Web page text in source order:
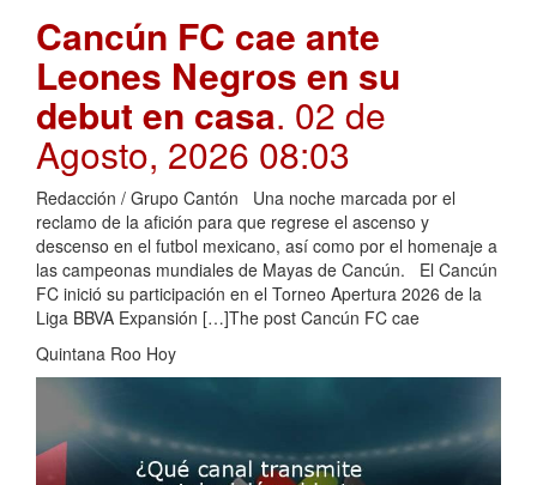
Cancún FC cae ante
Leones Negros en su
debut en casa. 02 de
Agosto, 2026 08:03
Redacción / Grupo Cantón Una noche marcada por el
reclamo de la afición para que regrese el ascenso y
descenso en el futbol mexicano, así como por el homenaje a
las campeonas mundiales de Mayas de Cancún. El Cancún
FC inició su participación en el Torneo Apertura 2026 de la
Liga BBVA Expansión […]The post Cancún FC cae
Quintana Roo Hoy